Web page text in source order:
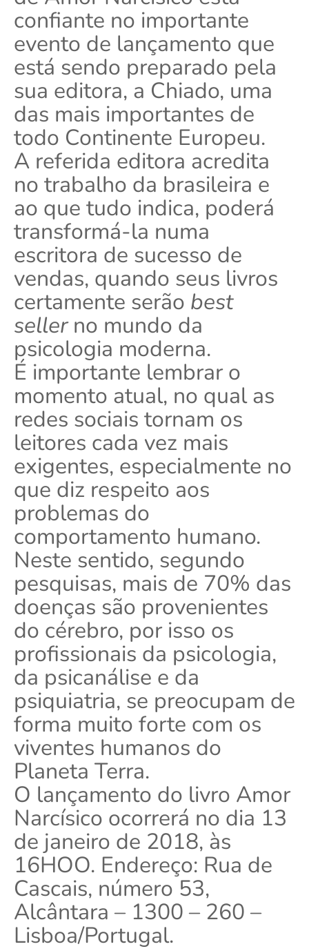
confiante no importante
evento de lançamento que
está sendo preparado pela
sua editora, a Chiado, uma
das mais importantes de
todo Continente Europeu.
A referida editora acredita
no trabalho da brasileira e
ao que tudo indica, poderá
transformá-la numa
escritora de sucesso de
vendas, quando seus livros
certamente serão best
sellerno mundo da
psicologia moderna.
É importante lembrar o
momento atual, no qual as
redes sociais tornam os
leitores cada vez mais
exigentes, especialmente no
que diz respeito aos
problemas do
comportamento humano.
Neste sentido, segundo
pesquisas, mais de 70% das
doenças são provenientes
do cérebro, por isso os
profissionais da psicologia,
da psicanálise e da
psiquiatria, se preocupam de
forma muito forte com os
viventes humanos do
Planeta Terra.
O lançamento do livro Amor
Narcísico ocorrerá no dia 13
de janeiro de 2018, às
16HOO. Endereço: Rua de
Cascais, número 53,
Alcântara – 1300 – 260 –
Lisboa/Portugal.